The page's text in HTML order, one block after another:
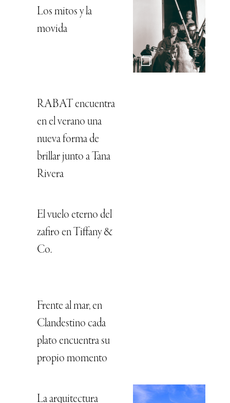
Los mitos y la
movida
RABAT encuentra
en el verano una
nueva forma de
brillar junto a Tana
Rivera
El vuelo eterno del
zafiro en Tiffany &
Co.
Frente al mar, en
Clandestino cada
plato encuentra su
propio momento
La arquitectura